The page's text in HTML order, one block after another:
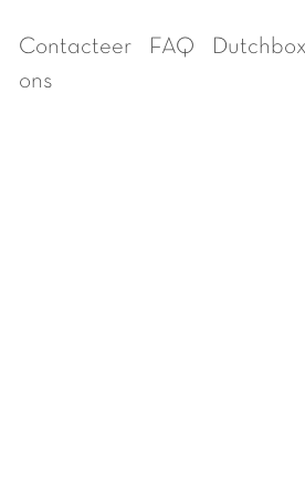
Contacteer
ons
FAQ Dutchbox